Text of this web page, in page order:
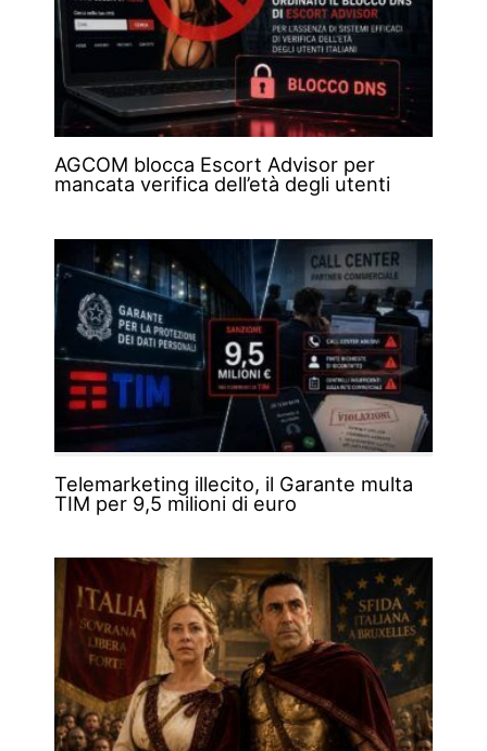
AGCOM blocca Escort Advisor per
mancata verifica dell’età degli utenti
Telemarketing illecito, il Garante multa
TIM per 9,5 milioni di euro